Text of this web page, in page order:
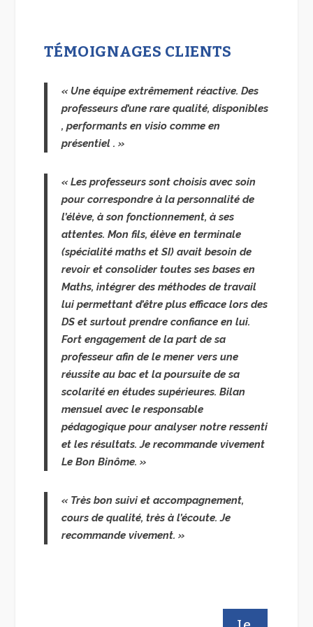
TÉMOIGNAGES CLIENTS
« Une équipe extrêmement réactive. Des
professeurs d’une rare qualité, disponibles
, performants en visio comme en
présentiel . »
« Les professeurs sont choisis avec soin
pour correspondre à la personnalité de
l’élève, à son fonctionnement, à ses
attentes. Mon fils, élève en terminale
(spécialité maths et SI) avait besoin de
revoir et consolider toutes ses bases en
Maths, intégrer des méthodes de travail
lui permettant d’être plus efficace lors des
DS et surtout prendre confiance en lui.
Fort engagement de la part de sa
professeur afin de le mener vers une
réussite au bac et la poursuite de sa
scolarité en études supérieures. Bilan
mensuel avec le responsable
pédagogique pour analyser notre ressenti
et les résultats. Je recommande vivement
Le Bon Binôme. »
« Très bon suivi et accompagnement,
cours de qualité, très à l’écoute. Je
recommande vivement. »